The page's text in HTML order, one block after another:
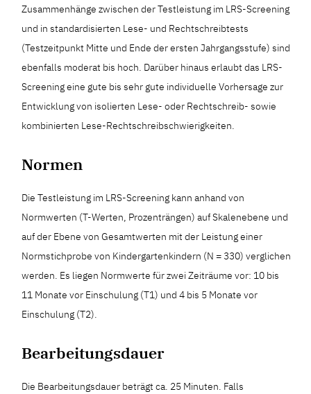
Zusammenhänge zwischen der Testleistung im LRS-Screening
und in standardisierten Lese- und Rechtschreibtests
(Testzeitpunkt Mitte und Ende der ersten Jahrgangsstufe) sind
ebenfalls moderat bis hoch. Darüber hinaus erlaubt das LRS-
Screening eine gute bis sehr gute individuelle Vorhersage zur
Entwicklung von isolierten Lese- oder Rechtschreib- sowie
kombinierten Lese-Rechtschreibschwierigkeiten.
Normen
Die Testleistung im LRS-Screening kann anhand von
Normwerten (T-Werten, Prozenträngen) auf Skalenebene und
auf der Ebene von Gesamtwerten mit der Leistung einer
Normstichprobe von Kindergartenkindern (N = 330) verglichen
werden. Es liegen Normwerte für zwei Zeiträume vor: 10 bis
11 Monate vor Einschulung (T1) und 4 bis 5 Monate vor
Einschulung (T2).
Bearbeitungsdauer
Die Bearbeitungsdauer beträgt ca. 25 Minuten. Falls